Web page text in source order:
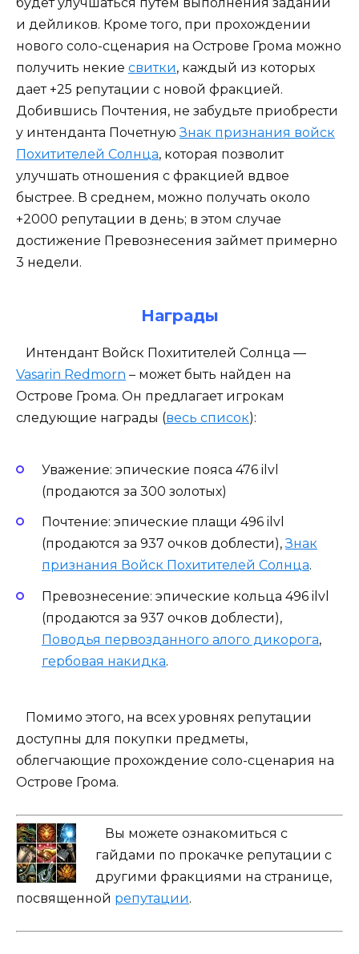
и дейликов. Кроме того, при прохождении
нового соло-сценария на Острове Грома можно
получить некие свитки, каждый из которых
дает +25 репутации с новой фракцией.
Добившись Почтения, не забудьте приобрести
у интенданта ПочетнуюЗнак признания войск
Похитителей Солнца, которая позволит
улучшать отношения с фракцией вдвое
быстрее. В среднем, можно получать около
+2000 репутации в день; в этом случае
достижение Превознесения займет примерно
3 недели.
Награды
Интендант Войск Похитителей Солнца —
Vasarin Redmorn – может быть найден на
Острове Грома. Он предлагает игрокам
следующие награды (весь список):
Уважение: эпические пояса 476 ilvl
(продаются за 300 золотых)
Почтение: эпические плащи 496 ilvl
(продаются за 937 очков доблести),Знак
признания Войск Похитителей Солнца.
Превознесение: эпические кольца 496 ilvl
(продаются за 937 очков доблести),
Поводья первозданного алого дикорога,
гербовая накидка.
Помимо этого, на всех уровнях репутации
доступны для покупки предметы,
облегчающие прохождение соло-сценария на
Острове Грома.
Вы можете ознакомиться с
гайдами по прокачке репутации с
другими фракциями на странице,
посвященной репутации.